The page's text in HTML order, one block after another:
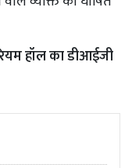
हॉल का डीआईजी